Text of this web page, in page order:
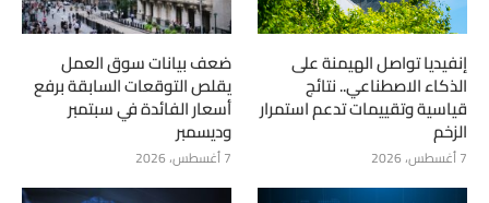
إنفيديا تواصل الهيمنة على
الذكاء الاصطناعي.. نتائج
قياسية وتقييمات تدعم استمرار
الزخم
7 أغسطس، 2026
ضعف بيانات سوق العمل
يقلص التوقعات السابقة برفع
أسعار الفائدة في سبتمبر
وديسمبر
7 أغسطس، 2026